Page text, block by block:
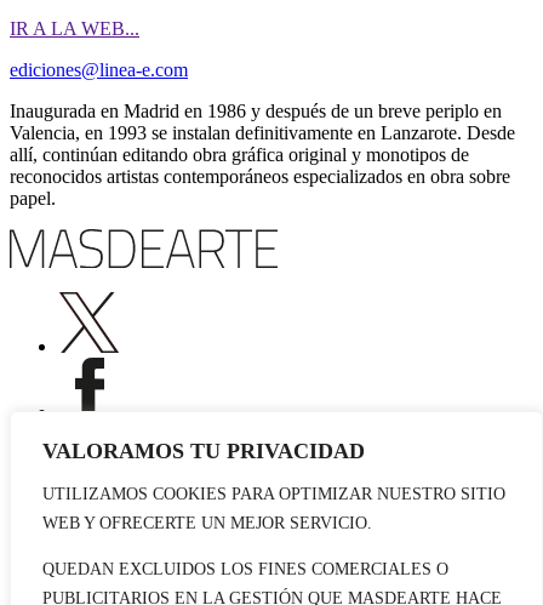
VALORAMOS TU PRIVACIDAD
UTILIZAMOS COOKIES PARA OPTIMIZAR NUESTRO SITIO
WEB Y OFRECERTE UN MEJOR SERVICIO.
QUEDAN EXCLUIDOS LOS FINES COMERCIALES O
PUBLICITARIOS EN LA GESTIÓN QUE MASDEARTE HACE
IR A LA WEB...
ediciones@linea-e.com
Inaugurada en Madrid en 1986 y después de un breve periplo en
Valencia, en 1993 se instalan definitivamente en Lanzarote. Desde
allí, continúan editando obra gráfica original y monotipos de
reconocidos artistas contemporáneos especializados en obra sobre
papel.
Publicidad
Contacto